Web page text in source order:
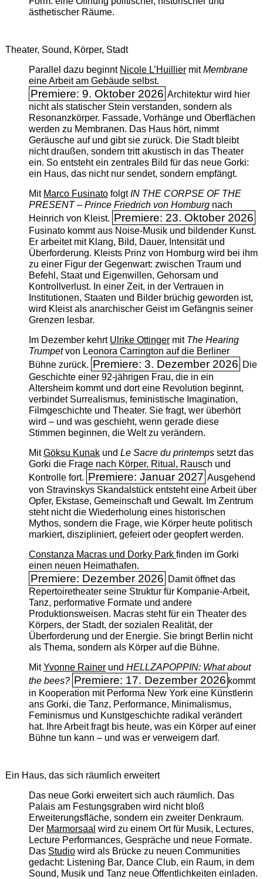
ästhetischer Räume.
Theater, Sound, Körper, Stadt
Parallel dazu beginnt Nicole L’Huilliermit ­Membrane
eine Arbeit am Gebäude selbst.
Premiere: 9. Oktober 2026 Architektur wird hier
nicht als statischer Stein verstanden, sondern als
Resonanzkörper. Fassade, Vorhänge und Oberflächen
werden zu Membranen. Das Haus hört, nimmt
Geräusche auf und gibt sie zurück. Die Stadt bleibt
nicht draußen, sondern tritt akustisch in das Theater
ein. So entsteht ein zentrales Bild für das neue Gorki:
ein Haus, das nicht nur sendet, sondern empfängt.
Mit Marco FusinatofolgtIN THE CORPSE OF THE
PRESENT – Prince Friedrich von Homburgnach
Heinrich von Kleist. Premiere: 23. Oktober 2026
Fusinato kommt aus Noise-Musik und bildender Kunst.
Er arbeitet mit Klang, Bild, Dauer, Intensität und
Überforderung. Kleists Prinz von Homburg wird bei ihm
zu einer Figur der Gegenwart: zwischen Traum und
Befehl, Staat und Eigenwillen, Gehorsam und
Kontrollverlust. In einer Zeit, in der Vertrauen in
Institutionen, Staaten und Bilder brüchig geworden ist,
wird Kleist als anarchischer Geist im Gefängnis seiner
Grenzen lesbar.
Im Dezember kehrt Ulrike Ottingermit The ­Hearing
Trumpetvon Leonora Carrington auf die Berliner
Bühne zurück. Premiere: 3. Dezember 2026 Die
Geschichte einer 92-jährigen Frau, die in ein
Altersheim kommt und dort eine Revolution beginnt,
verbindet Surrealismus, feministische Imagination,
Filmgeschichte und Theater. Sie fragt, wer überhört
wird – und was geschieht, wenn gerade diese
Stimmen beginnen, die Welt zu verändern.
MitGöksu Kunakund Le Sacre du printempssetzt das
Gorki die Frage nach Körper, Ritual, Rausch und
Kontrolle fort. Premiere: Januar 2027 Ausgehend
von Stravinskys Skandalstück entsteht eine Arbeit über
Opfer, Ekstase, Gemeinschaft und Gewalt. Im Zentrum
steht nicht die Wiederholung eines historischen
Mythos, sondern die Frage, wie Körper heute politisch
markiert, diszipliniert, gefeiert oder geopfert werden.
Constanza Macras und Dorky Park finden im Gorki
einen neuen Heimathafen.
Premiere: Dezember 2026 Damit öffnet das
Repertoiretheater seine Struktur für Kompanie-Arbeit,
Tanz, performative Formate und andere
Produktionsweisen. Macras steht für ein Theater des
Körpers, der Stadt, der sozialen Realität, der
Überforderung und der Energie. Sie bringt Berlin nicht
als Thema, sondern als Körper auf die Bühne.
MitYvonne Rainerund HELLZAPOPPIN: What about
the bees? Premiere: 17. Dezember 2026 kommt
in Kooperation mit Performa New York eine Künstlerin
ans Gorki, die Tanz, Performance, Minimalismus,
Feminismus und Kunstgeschichte radikal verändert
hat. Ihre Arbeit fragt bis heute, was ein Körper auf einer
Bühne tun kann – und was er verweigern darf.
Ein Haus, das sich räumlich erweitert
Das neue Gorki erweitert sich auch räumlich. Das
Palais am Festungsgraben wird nicht bloß
Erweiterungsfläche, sondern ein zweiter Denkraum.
Der Marmorsaal wird zu einem Ort für Musik, Lectures,
Lecture Performances, Gespräche und neue Formate.
Das Studiowird als Brücke zu neuen Communities
gedacht: Listening Bar, Dance Club, ein Raum, in dem
Sound, Musik und Tanz neue Öffentlichkeiten einladen.